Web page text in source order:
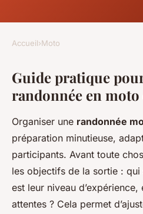
Accueil›Moto
Guide pratique
randonnée en
Organiser une randonnée
préparation minutieuse,
participants. Avant toute
les objectifs de la sortie :
est leur niveau
attentes ? Cela permet